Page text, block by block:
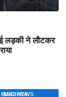
लड़की ने लौटकर